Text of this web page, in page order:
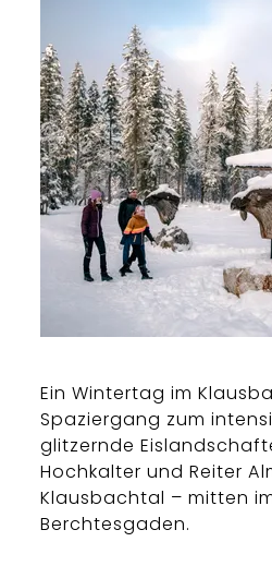
Ein Wintertag im
Spaziergang zum
glitzernde
Hochkalter und Reiter
Klausbachtal – mitten
Berchtesgaden.